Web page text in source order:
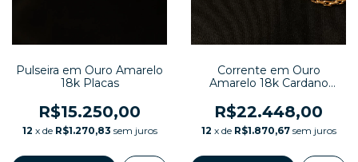
Pulseira em Ouro Amarelo
18k Placas
R$15.250,00
12 x de R$1.270,83 sem juros
Corrente em Ouro
Amarelo 18k Cardano
R$22.448,00
12 x de R$1.870,67 sem juros